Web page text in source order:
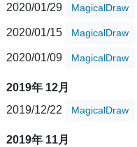
2020/01/29
MagicalDraw
2020/01/15 MagicalDraw
2020/01/09 MagicalDraw
2019年 12月
2019/12/22
MagicalDraw
2019年 11月